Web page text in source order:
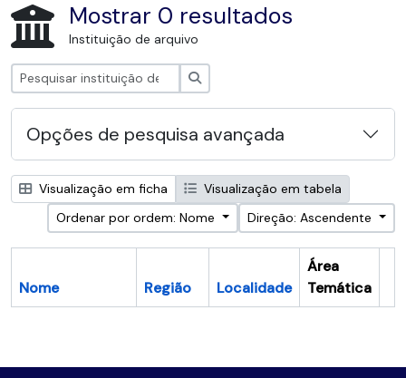
Mostrar 0 resultados
Instituição de arquivo
Opções de pesquisa avançada
Visualização em ficha
Visualização em tabela
Ordenar por ordem: Nome
Direção: Ascendente
Nome Região Localidade
Área
Temática